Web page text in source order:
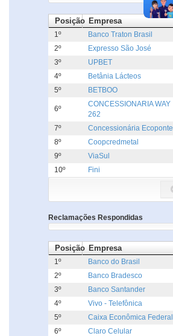
Posição Empresa
1º Banco Traton Brasil
2º
Expresso São José
3º
UPBET
4º
Betânia Lácteos
5º
BETBOO
6º
CONCESSIONARIA WAY
262
7º Concessionária Ecoponte
8º
Coopcredmetal
9º
ViaSul
10º
Fini
Reclamações Respondidas
Posição Empresa
1º Banco do Brasil
2º
Banco Bradesco
3º
Banco Santander
4º
Vivo - Telefônica
5º
Caixa Econômica Federal
6º
Claro Celular